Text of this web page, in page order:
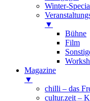
Winter-
▼
Bühne
Film
Magazine
▼
chilli – das
cultur.zeit –